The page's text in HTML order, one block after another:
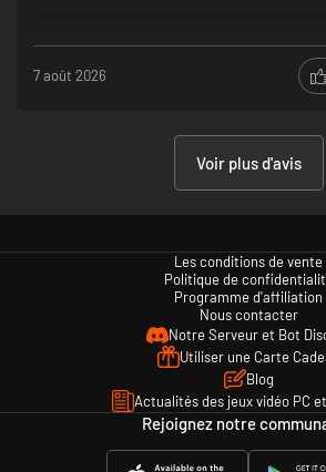
7 août 2026
Voir plus d'avis
Les conditions de vente
Politique de
Programme d'affiliation
Nous contacter
Notre Serveur et Bot
Utiliser une Carte
Blog
Actualités des jeux vidéo PC
Rejoignez notre